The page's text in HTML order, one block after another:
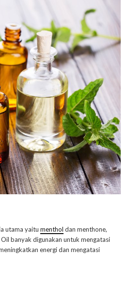
utama yaitu menthol dan menthone,
banyak digunakan untuk mengatasi
energi dan mengatasi